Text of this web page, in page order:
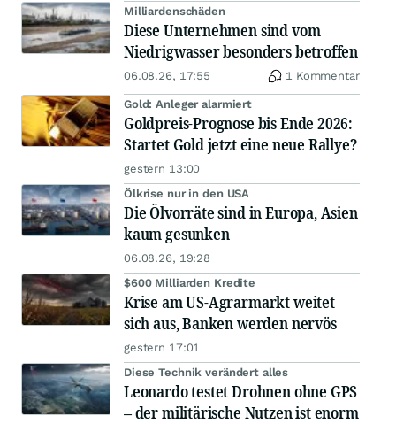
Milliardenschäden
Diese Unternehmen sind vom
Niedrigwasser besonders betroffen
06.08.26, 17:55 1 Kommentar
Gold: Anleger alarmiert
Goldpreis-Prognose bis Ende 2026:
Startet Gold jetzt eine neue Rallye?
gestern 13:00
Ölkrise nur in den USA
Die Ölvorräte sind in Europa, Asien
kaum gesunken
06.08.26, 19:28
$600 Milliarden Kredite
Krise am US-Agrarmarkt weitet
sich aus, Banken werden nervös
gestern 17:01
Diese Technik verändert alles
Leonardo testet Drohnen ohne GPS
– der militärische Nutzen ist enorm